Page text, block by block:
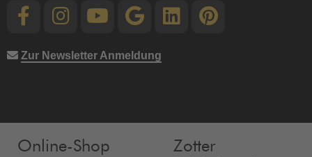
Zur Newsletter Anmeldung
Online-Shop
Zotter